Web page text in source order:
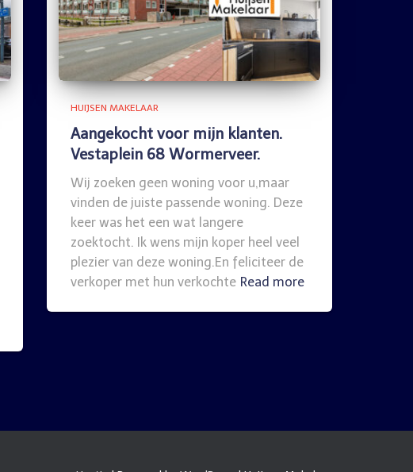
HUIJSEN MAKELAAR
Aangekocht voor mijn klanten.
Vestaplein 68 Wormerveer.
Wij zoeken geen woning voor u,maar
vinden de juiste passende woning. Deze
keer was het een wat langere
zoektocht. Ik wens mijn koper heel veel
plezier van deze woning.En feliciteer de
verkoper met hun verkochte Read more